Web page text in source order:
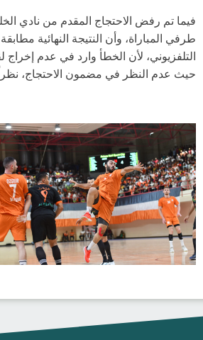
فيما تم رفض الاحتجاج المقدم من نادي
التلفزيوني، لأن الخطأ وارد في عدم
حيث عدم النظر في مضمون الاحتجاج،